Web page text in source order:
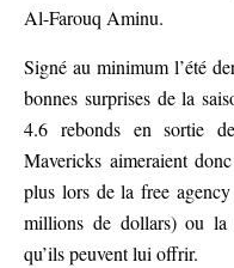
Al-Farouq Aminu.
Signé au minimum l’été
bonnes surprises de la
4.6 rebonds en sortie
Mavericks aimeraient
plus lors de la free
millions de dollars) ou la
qu’ils peuvent lui offrir.